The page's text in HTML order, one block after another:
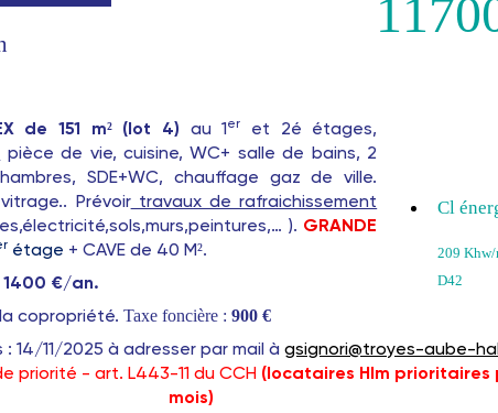
de 151 m² (lot 4) au 1 er
et 2é étages,
pièce de vie, cuisine, WC+ salle de bains, 2
SDE+WC, chauffage gaz de ville.
Prévoirtravaux de rafraichissement
). GRANDE
étage + CAVE de 40 M².
€/an.
copropriété. Taxe foncière : 900 €
Cl
209 Khw/
D42
: 14/11/2025 à adresser par mail àgsignori@troyes-aube-
priorité - art. L443-11 du CCH (locataires Hlm prioritaires
mois)